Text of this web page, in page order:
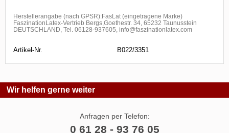
Herstellerangabe (nach GPSR):FasLat (eingetragene Marke)
FaszinationLatex-Vertrieb Bergs,Goethestr. 34, 65232 Taunusstein
DEUTSCHLAND, Tel. 06128-937605, info@faszinationlatex.com
Artikel-Nr. B022/3351
Wir helfen gerne weiter
Anfragen per Telefon:
0 61 28 - 93 76 05